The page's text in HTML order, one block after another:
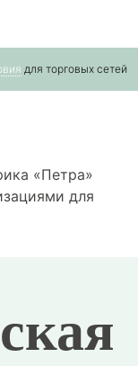
для торговых сетей
«Петра»
для